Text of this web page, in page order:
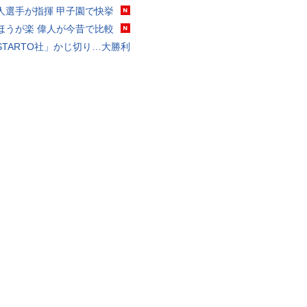
選手が指揮 甲子園で快挙
うが楽 偉人が今昔で比較
社」かじ切り…大勝利